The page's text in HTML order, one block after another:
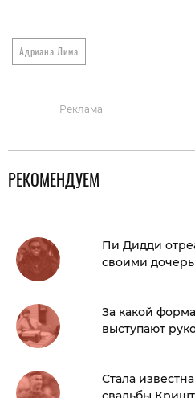
Адриана Лима
Реклама
РЕКОМЕНДУЕМ
Пи Дидди
своими
За какой
выступают
Стала